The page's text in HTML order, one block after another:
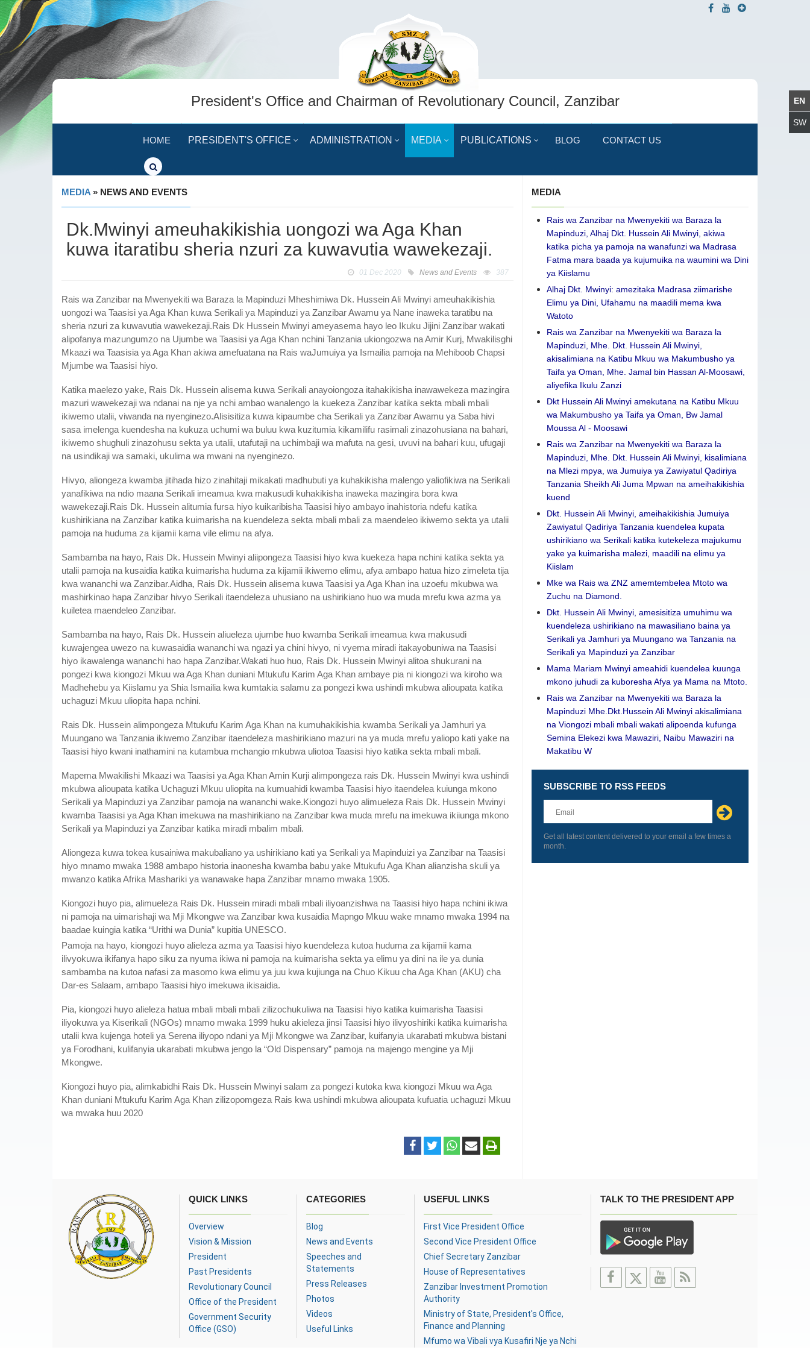
President's Office and Chairman of Revolutionary Council, Zanzibar
HOME PRESIDENT'S OFFICE ADMINISTRATION MEDIA PUBLICATIONS BLOG CONTACT US
MEDIA » NEWS AND EVENTS
Dk.Mwinyi ameuhakikishia uongozi wa Aga Khan
kuwa itaratibu sheria nzuri za kuwavutia wawekezaji.
01 Dec 2020 News and Events 387
Rais wa Zanzibar na Mwenyekiti wa Baraza la Mapinduzi Mheshimiwa Dk. Hussein Ali Mwinyi ameuhakikishia
uongozi wa Taasisi ya Aga Khan kuwa Serikali ya Mapinduzi ya Zanzibar Awamu ya Nane inaweka taratibu na
sheria nzuri za kuwavutia wawekezaji.Rais Dk Hussein Mwinyi ameyasema hayo leo Ikuku Jijini Zanzibar wakati
alipofanya mazungumzo na Ujumbe wa Taasisi ya Aga Khan nchini Tanzania ukiongozwa na Amir Kurj, Mwakilisghi
Mkaazi wa Taasisia ya Aga Khan akiwa amefuatana na Rais waJumuiya ya Ismailia pamoja na Mehiboob Chapsi
Mjumbe wa Taasisi hiyo.
Katika maelezo yake, Rais Dk. Hussein alisema kuwa Serikali anayoiongoza itahakikisha inawawekeza mazingira
mazuri wawekezaji wa ndanai na nje ya nchi ambao wanalengo la kuekeza Zanzibar katika sekta mbali mbali
ikiwemo utalii, viwanda na nyenginezo.Alisisitiza kuwa kipaumbe cha Serikali ya Zanzibar Awamu ya Saba hivi
sasa imelenga kuendesha na kukuza uchumi wa buluu kwa kuzitumia kikamilifu rasimali zinazohusiana na bahari,
ikiwemo shughuli zinazohusu sekta ya utalii, utafutaji na uchimbaji wa mafuta na gesi, uvuvi na bahari kuu, ufugaji
na usindikaji wa samaki, ukulima wa mwani na nyenginezo.
Hivyo, aliongeza kwamba jitihada hizo zinahitaji mikakati madhubuti ya kuhakikisha malengo yaliofikiwa na Serikali
yanafikiwa na ndio maana Serikali imeamua kwa makusudi kuhakikisha inaweka mazingira bora kwa
wawekezaji.Rais Dk. Hussein alitumia fursa hiyo kuikaribisha Taasisi hiyo ambayo inahistoria ndefu katika
kushirikiana na Zanzibar katika kuimarisha na kuendeleza sekta mbali mbali za maendeleo ikiwemo sekta ya utalii
pamoja na huduma za kijamii kama vile elimu na afya.
Sambamba na hayo, Rais Dk. Hussein Mwinyi aliipongeza Taasisi hiyo kwa kuekeza hapa nchini katika sekta ya
utalii pamoja na kusaidia katika kuimarisha huduma za kijamii ikiwemo elimu, afya ambapo hatua hizo zimeleta tija
kwa wananchi wa Zanzibar.Aidha, Rais Dk. Hussein alisema kuwa Taasisi ya Aga Khan ina uzoefu mkubwa wa
mashirkinao hapa Zanzibar hivyo Serikali itaendeleza uhusiano na ushirikiano huo wa muda mrefu kwa azma ya
kuiletea maendeleo Zanzibar.
Sambamba na hayo, Rais Dk. Hussein aliueleza ujumbe huo kwamba Serikali imeamua kwa makusudi
kuwajengea uwezo na kuwasaidia wananchi wa ngazi ya chini hivyo, ni vyema miradi itakayobuniwa na Taasisi
hiyo ikawalenga wananchi hao hapa Zanzibar.Wakati huo huo, Rais Dk. Hussein Mwinyi alitoa shukurani na
pongezi kwa kiongozi Mkuu wa Aga Khan duniani Mtukufu Karim Aga Khan ambaye pia ni kiongozi wa kiroho wa
Madhehebu ya Kiislamu ya Shia Ismailia kwa kumtakia salamu za pongezi kwa ushindi mkubwa alioupata katika
uchaguzi Mkuu uliopita hapa nchini.
Rais Dk. Hussein alimpongeza Mtukufu Karim Aga Khan na kumuhakikishia kwamba Serikali ya Jamhuri ya
Muungano wa Tanzania ikiwemo Zanzibar itaendeleza mashirikiano mazuri na ya muda mrefu yaliopo kati yake na
Taasisi hiyo kwani inathamini na kutambua mchangio mkubwa uliotoa Taasisi hiyo katika sekta mbali mbali.
Mapema Mwakilishi Mkaazi wa Taasisi ya Aga Khan Amin Kurji alimpongeza rais Dk. Hussein Mwinyi kwa ushindi
mkubwa alioupata katika Uchaguzi Mkuu uliopita na kumuahidi kwamba Taasisi hiyo itaendelea kuiunga mkono
Serikali ya Mapinduzi ya Zanzibar pamoja na wananchi wake.Kiongozi huyo alimueleza Rais Dk. Hussein Mwinyi
kwamba Taasisi ya Aga Khan imekuwa na mashirikiano na Zanzibar kwa muda mrefu na imekuwa ikiiunga mkono
Serikali ya Mapinduzi ya Zanzibar katika miradi mbalim mbali.
Aliongeza kuwa tokea kusainiwa makubaliano ya ushirikiano kati ya Serikali ya Mapinduizi ya Zanzibar na Taasisi
hiyo mnamo mwaka 1988 ambapo historia inaonesha kwamba babu yake Mtukufu Aga Khan alianzisha skuli ya
mwanzo katika Afrika Mashariki ya wanawake hapa Zanzibar mnamo mwaka 1905.
Kiongozi huyo pia, alimueleza Rais Dk. Hussein miradi mbali mbali iliyoanzishwa na Taasisi hiyo hapa nchini ikiwa
ni pamoja na uimarishaji wa Mji Mkongwe wa Zanzibar kwa kusaidia Mapngo Mkuu wake mnamo mwaka 1994 na
baadae kuingia katika “Urithi wa Dunia” kupitia UNESCO.
Pamoja na hayo, kiongozi huyo alieleza azma ya Taasisi hiyo kuendeleza kutoa huduma za kijamii kama
ilivyokuwa ikifanya hapo siku za nyuma ikiwa ni pamoja na kuimarisha sekta ya elimu ya dini na ile ya dunia
sambamba na kutoa nafasi za masomo kwa elimu ya juu kwa kujiunga na Chuo Kikuu cha Aga Khan (AKU) cha
Dar-es Salaam, ambapo Taasisi hiyo imekuwa ikisaidia.
Pia, kiongozi huyo alieleza hatua mbali mbali mbali zilizochukuliwa na Taasisi hiyo katika kuimarisha Taasisi
iliyokuwa ya Kiserikali (NGOs) mnamo mwaka 1999 huku akieleza jinsi Taasisi hiyo ilivyoshiriki katika kuimarisha
utalii kwa kujenga hoteli ya Serena iliyopo ndani ya Mji Mkongwe wa Zanzibar, kuifanyia ukarabati mkubwa bistani
ya Forodhani, kulifanyia ukarabati mkubwa jengo la “Old Dispensary” pamoja na majengo mengine ya Mji
Mkongwe.
Kiongozi huyo pia, alimkabidhi Rais Dk. Hussein Mwinyi salam za pongezi kutoka kwa kiongozi Mkuu wa Aga
Khan duniani Mtukufu Karim Aga Khan zilizopomgeza Rais kwa ushindi mkubwa alioupata kufuatia uchaguzi Mkuu
wa mwaka huu 2020
MEDIA
Rais wa Zanzibar na Mwenyekiti wa Baraza la
Mapinduzi, Alhaj Dkt. Hussein Ali Mwinyi, akiwa
katika picha ya pamoja na wanafunzi wa Madrasa
Fatma mara baada ya kujumuika na waumini wa Dini
ya Kiislamu
Alhaj Dkt. Mwinyi: amezitaka Madrasa ziimarishe
Elimu ya Dini, Ufahamu na maadili mema kwa
Watoto
Rais wa Zanzibar na Mwenyekiti wa Baraza la
Mapinduzi, Mhe. Dkt. Hussein Ali Mwinyi,
akisalimiana na Katibu Mkuu wa Makumbusho ya
Taifa ya Oman, Mhe. Jamal bin Hassan Al-Moosawi,
aliyefika Ikulu Zanzi
Dkt Hussein Ali Mwinyi amekutana na Katibu Mkuu
wa Makumbusho ya Taifa ya Oman, Bw Jamal
Moussa Al - Moosawi
Rais wa Zanzibar na Mwenyekiti wa Baraza la
Mapinduzi, Mhe. Dkt. Hussein Ali Mwinyi, kisalimiana
na Mlezi mpya, wa Jumuiya ya Zawiyatul Qadiriya
Tanzania Sheikh Ali Juma Mpwan na ameihakikishia
kuend
Dkt. Hussein Ali Mwinyi, ameihakikishia Jumuiya
Zawiyatul Qadiriya Tanzania kuendelea kupata
ushirikiano wa Serikali katika kutekeleza majukumu
yake ya kuimarisha malezi, maadili na elimu ya
Kiislam
Mke wa Rais wa ZNZ amemtembelea Mtoto wa
Zuchu na Diamond.
Dkt. Hussein Ali Mwinyi, amesisitiza umuhimu wa
kuendeleza ushirikiano na mawasiliano baina ya
Serikali ya Jamhuri ya Muungano wa Tanzania na
Serikali ya Mapinduzi ya Zanzibar
Mama Mariam Mwinyi ameahidi kuendelea kuunga
mkono juhudi za kuboresha Afya ya Mama na Mtoto.
Rais wa Zanzibar na Mwenyekiti wa Baraza la
Mapinduzi Mhe.Dkt.Hussein Ali Mwinyi akisalimiana
na Viongozi mbali mbali wakati alipoenda kufunga
Semina Elekezi kwa Mawaziri, Naibu Mawaziri na
Makatibu W
Leave
this
field
blank
SUBSCRIBE TO RSS FEEDS
Get all latest content delivered to your email a few times a
month.
QUICK LINKS
Overview
Vision & Mission
President
Past Presidents
Revolutionary Council
Office of the President
Government Security
Office (GSO)
CATEGORIES
Blog
News and Events
Speeches and
Statements
Press Releases
Photos
Videos
Useful Links
USEFUL LINKS
First Vice President Office
Second Vice President Office
Chief Secretary Zanzibar
House of Representatives
Zanzibar Investment Promotion
Authority
Ministry of State, President's Office,
Finance and Planning
Mfumo wa Vibali vya Kusafiri Nje ya Nchi
TALK TO THE PRESIDENT APP